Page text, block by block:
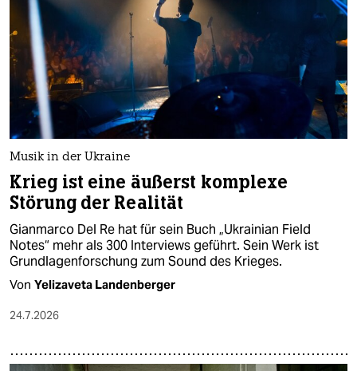
Musik in der Ukraine
Krieg ist eine äußerst komplexe
Störung der Realität
Gianmarco Del Re hat für sein Buch „Ukrainian Field
Notes“ mehr als 300 Interviews geführt. Sein Werk ist
Grundlagenforschung zum Sound des Krieges.
Von Yelizaveta Landenberger
24.7.2026